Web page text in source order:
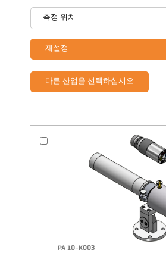
측정 위치
재설정
다른 산업을 선택하십시오
PA 10-K003